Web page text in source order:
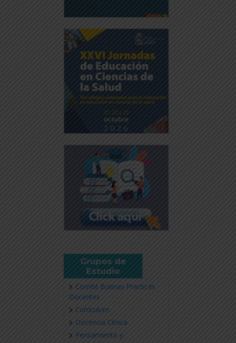
Grupos de
Estudio
Comité Buenas Practicas
Docentes
Currículum
Docencia Clínica
Pensamiento y